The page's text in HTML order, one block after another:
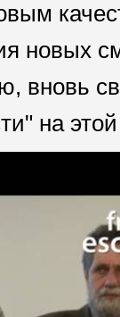
новых
вновь
на